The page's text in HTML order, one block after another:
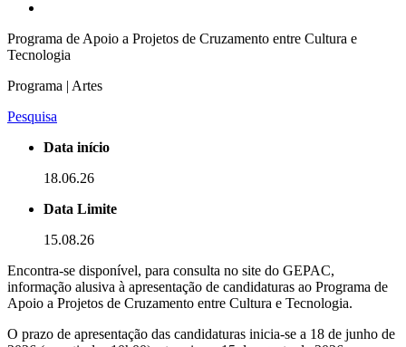
Programa de Apoio a Projetos de Cruzamento entre Cultura e
Tecnologia
Programa | Artes
Pesquisa
Data início
18.06.26
Data Limite
15.08.26
Encontra-se disponível, para consulta no site do GEPAC,
informação alusiva à apresentação de candidaturas ao Programa de
Apoio a Projetos de Cruzamento entre Cultura e Tecnologia.
O prazo de apresentação das candidaturas inicia-se a 18 de junho de